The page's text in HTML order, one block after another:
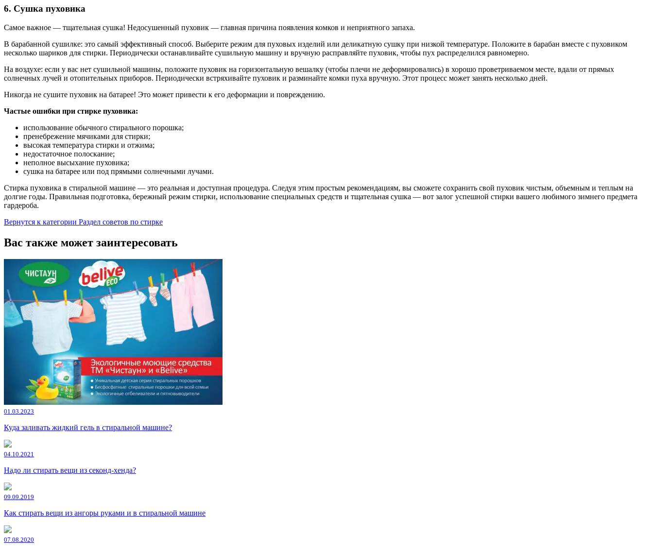
6. Сушка пуховика
Самое важное — тщательная сушка! Недосушенный пуховик — главная причина появления комков и неприятного запаха.
В барабанной сушилке: это самый эффективный способ. Выберите режим для пуховых изделий или деликатную сушку при низкой температуре. Положите в барабан вместе с пуховиком
несколько шариков для стирки. Периодически останавливайте сушильную машину и вручную расправляйте пуховик, чтобы пух распределился равномерно.
На воздухе: если у вас нет сушильной машины, положите пуховик на горизонтальную вешалку (чтобы плечи не деформировались) в хорошо проветриваемом месте, вдали от прямых
солнечных лучей и отопительных приборов. Периодически встряхивайте пуховик и разминайте комки пуха вручную. Этот процесс может занять несколько дней.
Никогда не сушите пуховик на батарее! Это может привести к его деформации и повреждению.
Частые ошибки при стирке пуховика:
использование обычного стирального порошка;
пренебрежение мячиками для стирки;
высокая температура стирки и отжима;
недостаточное полоскание;
неполное высыхание пуховика;
сушка на батарее или под прямыми солнечными лучами.
Стирка пуховика в стиральной машине — это реальная и доступная процедура. Следуя этим простым рекомендациям, вы сможете сохранить свой пуховик чистым, объемным и теплым на
долгие годы. Правильная подготовка, бережный режим стирки, использование специальных средств и тщательная сушка — вот залог успешной стирки вашего любимого зимнего предмета
гардероба.
Вернутся к категории Раздел советов по стирке
Вас также может заинтересовать
01.03.2023
Куда заливать жидкий гель в стиральной машине?
04.10.2021
Надо ли стирать вещи из секонд-хенда?
09.09.2019
Как стирать вещи из ангоры руками и в стиральной машине
07.08.2020